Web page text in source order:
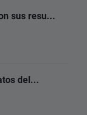
sus resu...
del...